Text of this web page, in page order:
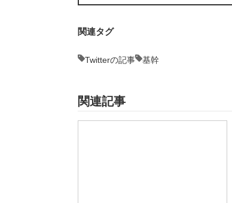
関連タグ
Twitterの記事 基幹
関連記事